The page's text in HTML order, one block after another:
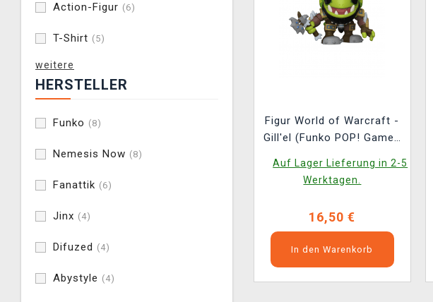
Action-Figur (6)
T-Shirt (5)
weitere
HERSTELLER
Funko (8)
Nemesis Now (8)
Fanattik (6)
Jinx (4)
Difuzed (4)
Abystyle (4)
Figur World of Warcraft -
Gill'el (Funko POP! Games
Auf Lager Lieferung in 2-5
Werktagen.
16,50 €
In den Warenkorb